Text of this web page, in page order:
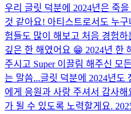
우리 글릿 덕분에 2024년은 죽
것 같아요! 아티스트로서도 누
험들도 많이 해보고 처음 경험
깊은 한 해였어요 😁 2024년 한
주시고 Super 이끌림 해주신 모
는 말씀...글릿 덕분에 2024년도
에게 응원과 사랑 주셔서 감사
가 될 수 있도록 노력할게요.